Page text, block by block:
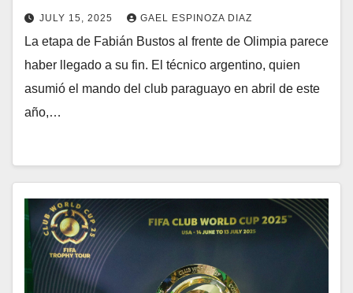
JULY 15, 2025 GAEL ESPINOZA DIAZ
La etapa de Fabián Bustos al frente de Olimpia parece
haber llegado a su fin. El técnico argentino, quien
asumió el mando del club paraguayo en abril de este
año,…